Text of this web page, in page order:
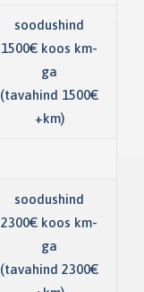
soodushind
1500€ koos km-
ga
(tavahind 1500€
+km)
soodushind
2300€ koos km-
ga
(tavahind 2300€